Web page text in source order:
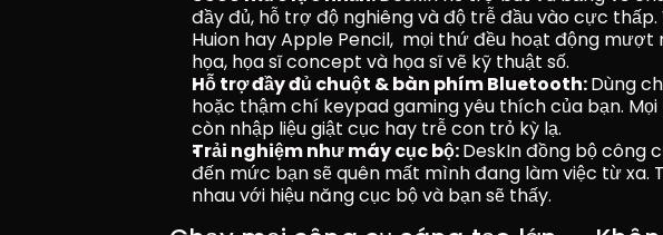
đầy đủ, hỗ trợ độ nghiêng và độ trễ đầu vào cực thấp.
Huion hay Apple Pencil,  mọi thứ đều hoạt động
họa, họa sĩ concept và họa sĩ vẽ kỹ thuật số.
Hỗ trợ đầy đủ chuột & bàn phím Bluetooth: Dùng
hoặc thậm chí keypad gaming yêu thích của bạn.
còn nhập liệu giật cục hay trễ con trỏ kỳ lạ.
Trải nghiệm như máy cục bộ: DeskIn đồng bộ công
đến mức bạn sẽ quên mất mình đang làm việc từ xa.
nhau với hiệu năng cục bộ và bạn sẽ thấy.